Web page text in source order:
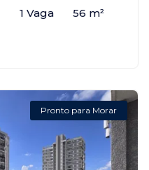
1 Vaga 56 m²
Pronto para Morar